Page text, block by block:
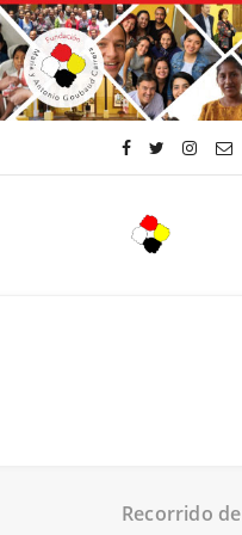
Saltar
al
contenido
Recorrido